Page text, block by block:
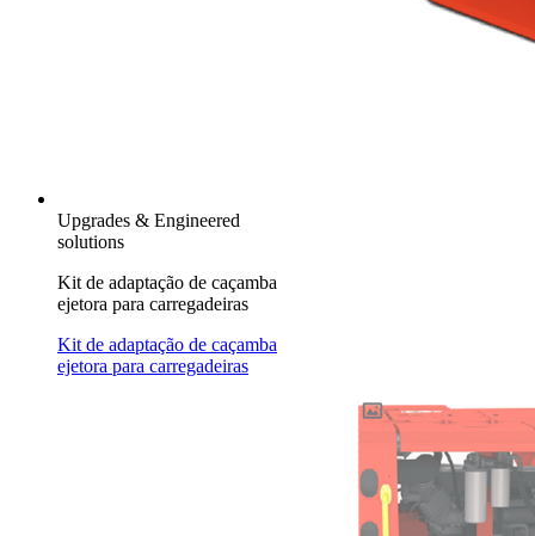
Upgrades & Engineered
solutions
Kit de adaptação de caçamba
ejetora para carregadeiras
Kit de adaptação de caçamba
ejetora para carregadeiras